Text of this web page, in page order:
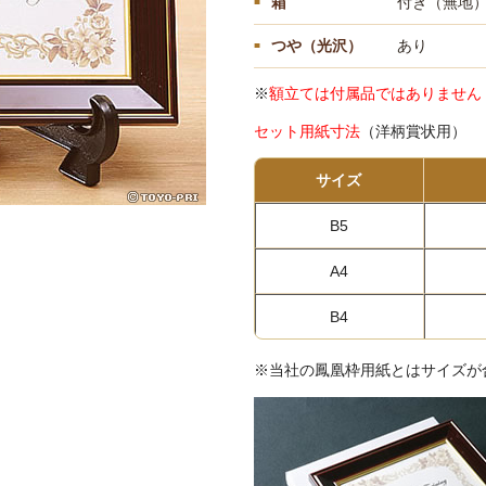
つや（光沢） あり
※額立ては付属品ではありません
セット用紙寸法（洋柄賞状用）
サイズ
B5
A4
B4
※当社の鳳凰枠用紙とはサイズが